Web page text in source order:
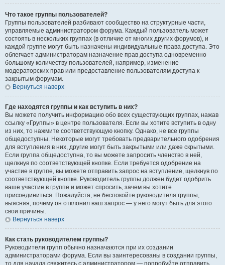
Что такое группы пользователей?
Группы пользователей разбивают сообщество на структурные части,
управляемые администратором форума. Каждый пользователь может
состоять в нескольких группах (в отличие от многих других форумов), и
каждой группе могут быть назначены индивидуальные права доступа. Это
облегчает администраторам назначение прав доступа одновременно
большому количеству пользователей, например, изменение
модераторских прав или предоставление пользователям доступа к
закрытым форумам.
Вернуться наверх
Где находятся группы и как вступить в них?
Вы можете получить информацию обо всех существующих группах, нажав
ссылку «Группы» в центре пользователя. Если вы хотите вступить в одну
из них, то нажмите соответствующую кнопку. Однако, не все группы
общедоступны. Некоторые могут требовать предварительного одобрения
для вступления в них, другие могут быть закрытыми или даже скрытыми.
Если группа общедоступна, то вы можете запросить членство в ней,
щелкнув по соответствующей кнопке. Если требуется одобрение на
участие в группе, вы можете отправить запрос на вступление, щелкнув по
соответствующей кнопке. Руководитель группы должен будет одобрить
ваше участие в группе и может спросить, зачем вы хотите
присоединиться. Пожалуйста, не беспокойте руководителя группы,
выясняя, почему он отклонил ваш запрос — у него могут быть для этого
свои причины.
Вернуться наверх
Как стать руководителем группы?
Руководители групп обычно назначаются при их создании
администраторами форума. Если вы заинтересованы в создании группы,
то для начала свяжитесь с администратором — попробуйте отправить